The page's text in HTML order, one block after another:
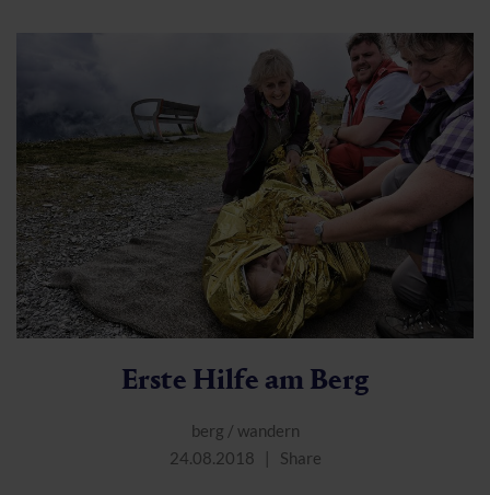
Erste Hilfe am Berg
berg / wandern
24.08.2018
Share